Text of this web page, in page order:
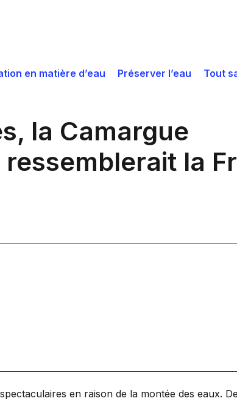
en matière d’eau Préserver l’eau Tout
la Camargue
la
en raison de la montée des eaux.